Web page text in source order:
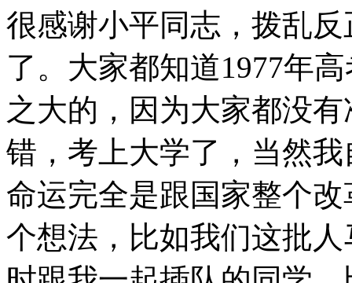
很感谢小平同志，拨乱
了。大家都知道1977年
之大的，因为大家都没
错，考上大学了，当然
命运完全是跟国家整个
个想法，比如我们这批